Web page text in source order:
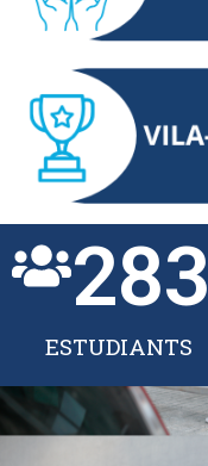
ESTUDIANTS
283